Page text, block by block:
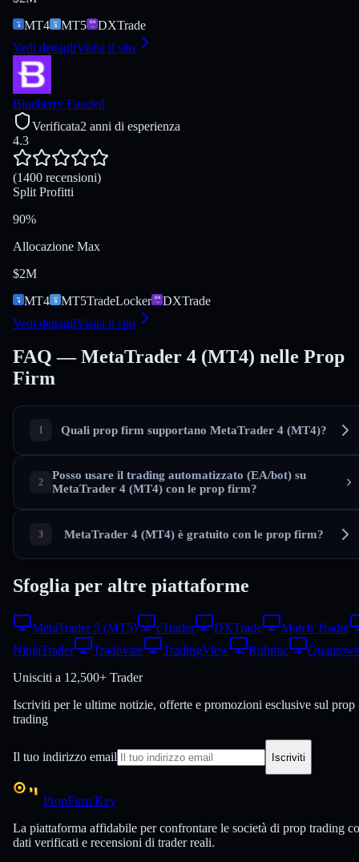
MT4
MT5
DXTrade
Vedi dettagliVisita il sito
Blueberry Funded
Verificata2 anni di esperienza
4.3
(1400 recensioni)
Split Profitti
90%
Allocazione Max
$2M
MT4
MT5TradeLocker
DXTrade
Vedi dettagliVisita il sito
FAQ — MetaTrader 4 (MT4) nelle Prop
Firm
Quali prop firm supportano MetaTrader 4 (MT4)?
Posso usare il trading automatizzato (EA/bot) su
MetaTrader 4 (MT4) con le prop firm?
MetaTrader 4 (MT4) è gratuito con le prop firm?
Sfoglia per altre piattaforme
MetaTrader 5 (MT5) cTrader DXTrade
Match Trader
NinjaTrader
Tradovate TradingView Rithmic
Unisciti a 12,500+ Trader
Iscriviti per le ultime notizie, offerte e promozioni esclusive sul prop
trading
Il tuo indirizzo email Iscriviti
PropFirm Key
La piattaforma affidabile per confrontare le società di prop trading
dati verificati e recensioni di trader reali.